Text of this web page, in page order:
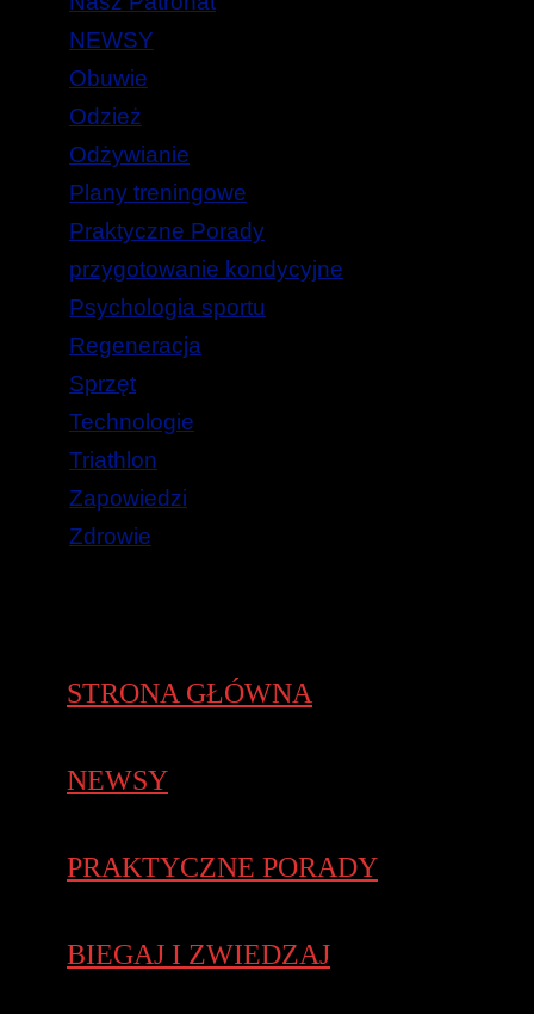
NEWSY
Obuwie
Odzież
Odżywianie
Plany treningowe
Praktyczne Porady
przygotowanie kondycyjne
Psychologia sportu
Regeneracja
Sprzęt
Technologie
Triathlon
Zapowiedzi
Zdrowie
STRONA GŁÓWNA
NEWSY
PRAKTYCZNE PORADY
BIEGAJ I ZWIEDZAJ